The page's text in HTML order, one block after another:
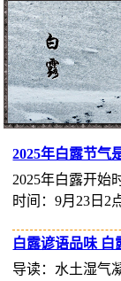
2025年白露节气
2025年白露开始
时间：9月23日2
白露谚语品味 白
导读：水土湿气